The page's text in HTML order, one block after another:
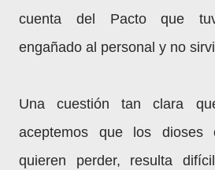
cuenta del Pacto que
engañado al personal y no
Una cuestión tan clara
aceptemos que los dioses
quieren perder, resulta